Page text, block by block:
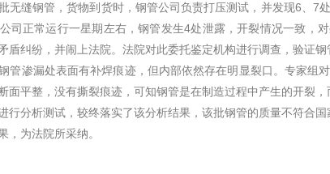
无缝钢管，货物到货时，钢管公司负责打压测试，并发现6、7
司正常运行一星期左右，钢管发生4处泄露，开裂情况一致，
盾纠纷，并闹上法院。法院对此委托鉴定机构进行调查，验证钢
管渗漏处表面有补焊痕迹，但内部依然存在明显裂口。专家组
面平整，没有撕裂痕迹，可知钢管是在制造过程中产生的开裂，
行分析测试，较终落实了该分析结果，该批钢管的质量不符合国
，为法院所采纳。